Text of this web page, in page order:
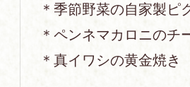
＊季節野菜の自家製ピ
＊ペンネマカロニのチ
＊真イワシの黄金焼